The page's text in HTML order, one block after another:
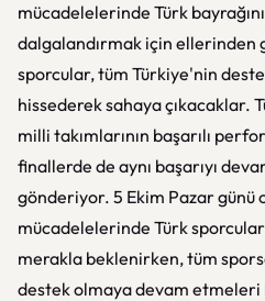
mücadelelerinde Türk
dalgalandırmak için ellerinden
sporcular, tüm Türkiye'nin
hissederek sahaya çıkacaklar.
milli takımlarının başarılı
finallerde de aynı başarıyı
gönderiyor. 5 Ekim Pazar günü
mücadelelerinde Türk
merakla beklenirken, tüm
destek olmaya devam